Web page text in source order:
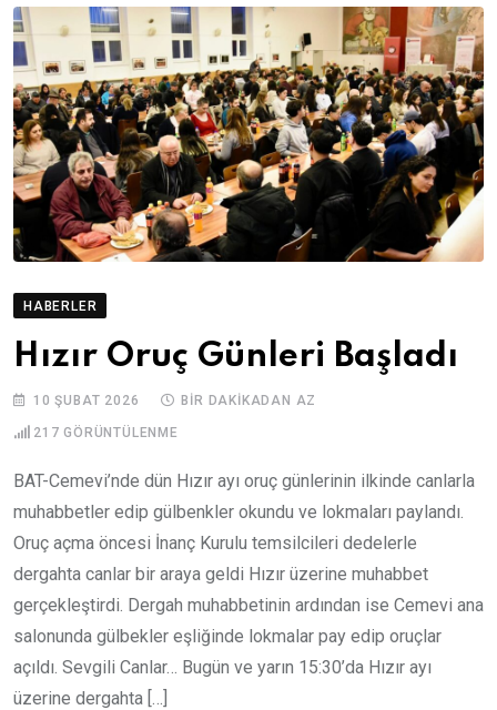
HABERLER
Hızır Oruç Günleri Başladı
10 ŞUBAT 2026 BIR DAKIKADAN AZ
217 GÖRÜNTÜLENME
BAT-Cemevi’nde dün Hızır ayı oruç günlerinin ilkinde canlarla
muhabbetler edip gülbenkler okundu ve lokmaları paylandı.
Oruç açma öncesi İnanç Kurulu temsilcileri dedelerle
dergahta canlar bir araya geldi Hızır üzerine muhabbet
gerçekleştirdi. Dergah muhabbetinin ardından ise Cemevi ana
salonunda gülbekler eşliğinde lokmalar pay edip oruçlar
açıldı. Sevgili Canlar… Bugün ve yarın 15:30’da Hızır ayı
üzerine dergahta […]